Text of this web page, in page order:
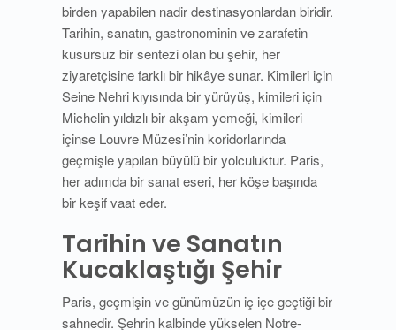
birden yapabilen nadir destinasyonlardan biridir.
Tarihin, sanatın, gastronominin ve zarafetin
kusursuz bir sentezi olan bu şehir, her
ziyaretçisine farklı bir hikâye sunar. Kimileri için
Seine Nehri kıyısında bir yürüyüş, kimileri için
Michelin yıldızlı bir akşam yemeği, kimileri
içinse Louvre Müzesi’nin koridorlarında
geçmişle yapılan büyülü bir yolculuktur. Paris,
her adımda bir sanat eseri, her köşe başında
bir keşif vaat eder.
Tarihin ve Sanatın
Kucaklaştığı Şehir
Paris, geçmişin ve günümüzün iç içe geçtiği bir
sahnedir. Şehrin kalbinde yükselen Notre-